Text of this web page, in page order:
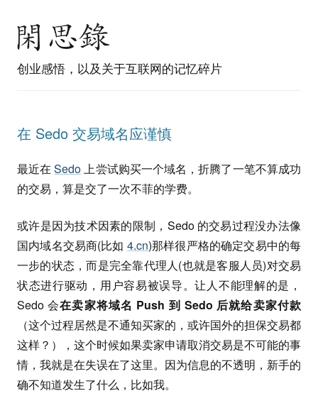
创业感悟，以及关于互联网的记忆碎片
在 Sedo 交易域名应谨慎
最近在Sedo上尝试购买一个域名，折腾了一笔不算成功
的交易，算是交了一次不菲的学费。
或许是因为技术因素的限制，Sedo 的交易过程没办法像
国内域名交易商(比如 4.cn)那样很严格的确定交易中的每
一步的状态，而是完全靠代理人(也就是客服人员)对交易
状态进行驱动，用户容易被误导。让人不能理解的是，
Sedo 会在卖家将域名 Push 到 Sedo 后就给卖家付款
（这个过程居然是不通知买家的，或许国外的担保交易都
这样？），这个时候如果卖家申请取消交易是不可能的事
情，我就是在失误在了这里。因为信息的不透明，新手的
确不知道发生了什么，比如我。